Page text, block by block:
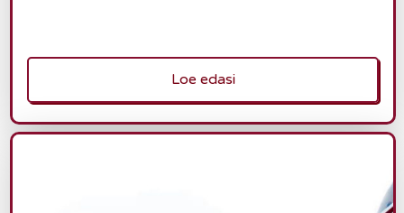
Loe edasi